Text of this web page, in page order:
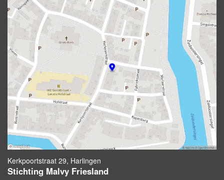
Kerkpoortstraat 29, Harlingen
Stichting Malvy Friesland